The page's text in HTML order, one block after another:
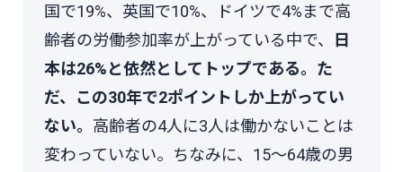
国で19%、英国で10%、ドイツで4%まで高
齢者の労働参加率が上がっている中で、 日
本は26%と依然としてトップである。た
だ、この30年で2ポイントしか上がってい
ない。 高齢者の4人に3人は働かないことは
変わっていない。ちなみに、15～64歳の男